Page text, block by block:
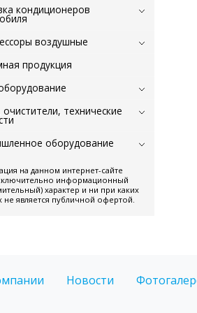
кондиционеров
воздушные
продукция
технические
оборудование
на данном интернет-сайте
информационный
характер и ни при каких
не является публичной офертой.
Новости